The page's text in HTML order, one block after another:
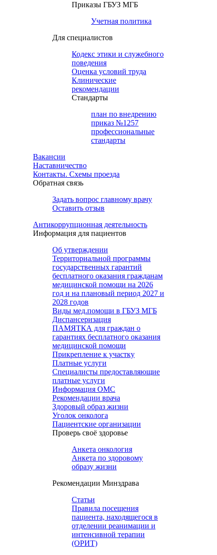
Приказы ГБУЗ МГБ
Учетная политика
Для специалистов
Кодекс этики и служебного
поведения
Оценка условий труда
Клинические
рекомендации
Cтандарты
план по внедрению
приказ №1257
профессиональные
стандарты
Вакансии
Наставничество
Контакты. Схемы проезда
Обратная связь
Задать вопрос главному врачу
Оставить отзыв
Антикоррупционная деятельность
Информация для пациентов
Об утверждении
Территориальной программы
государственных гарантий
бесплатного оказания гражданам
медицинской помощи на 2026
год и на плановый период 2027 и
2028 годов
Виды мед.помощи в ГБУЗ МГБ
Диспансеризация
ПАМЯТКА для граждан о
гарантиях бесплатного оказания
медицинской помощи
Прикрепление к участку
Платные услуги
Специалисты предоставляющие
платные услуги
Информация ОМС
Рекомендации врача
Здоровый образ жизни
Уголок онколога
Пациентские организации
Проверь своё здоровье
Анкета онкология
Анкета по здоровому
образу жизни
Рекомендации Минздрава
Статьи
Правила посещения
пациента, находящегося в
отделении реанимации и
интенсивной терапии
(ОРИТ)